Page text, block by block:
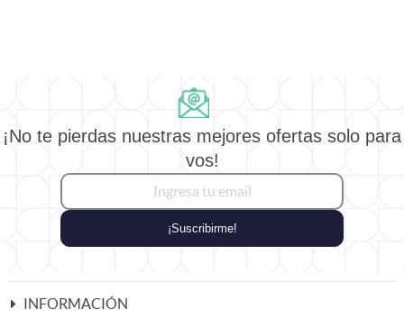
¡No te pierdas nuestras mejores ofertas solo para
vos!
¡Suscribirme!
INFORMACIÓN